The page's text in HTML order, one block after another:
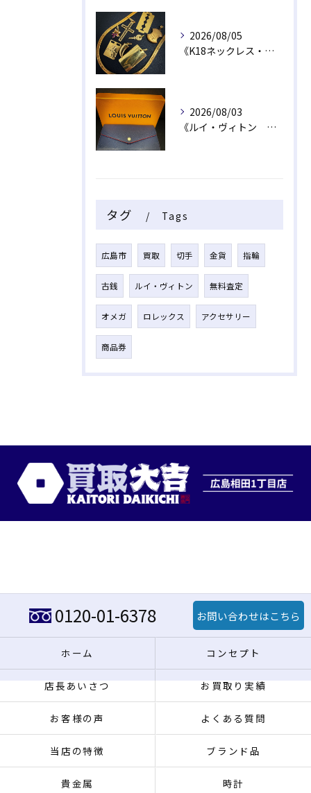
2026/08/05
《K18ネックレス・トップ》
2026/08/03
《ルイ・ヴィトン 長財布》
タグ Tags
広島市 買取 切手 金貨 指輪
古銭 ルイ・ヴィトン 無料査定
オメガ ロレックス アクセサリー
商品券
0120-01-6378 お問い合わせはこちら
ホーム コンセプト
店長あいさつ お買取り実績
お客様の声 よくある質問
当店の特徴 ブランド品
貴金属 時計